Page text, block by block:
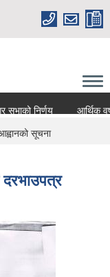
निर्णय आर्थिक
सूचना
दरभाउपत्र